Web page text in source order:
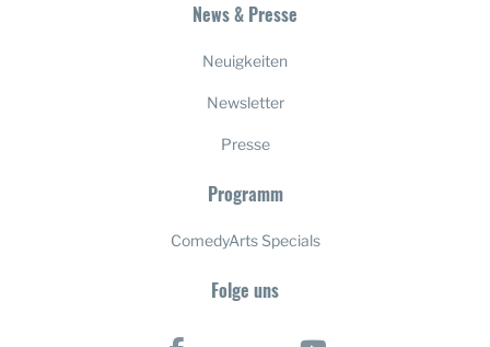
News & Presse
Neuigkeiten
Newsletter
Presse
Programm
ComedyArts Specials
Folge uns